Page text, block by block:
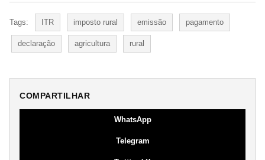
Tags: ITR imposto rural emissão pagamento
declaração agricultura rural
COMPARTILHAR
WhatsApp
Telegram